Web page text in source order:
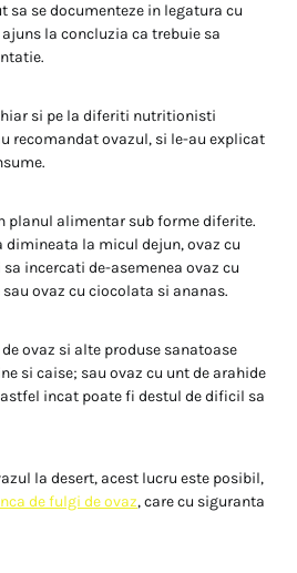
sa se documenteze in legatura cu
la concluzia ca trebuie sa
si pe la diferiti nutritionisti
recomandat ovazul, si le-au explicat
planul alimentar sub forme diferite.
dimineata la micul dejun, ovaz cu
incercati de-asemenea ovaz cu
ovaz cu ciocolata si ananas.
ovaz si alte produse sanatoase
si caise; sau ovaz cu unt de arahide
incat poate fi destul de dificil sa
la desert, acest lucru este posibil,
de fulgi de ovaz, care cu siguranta